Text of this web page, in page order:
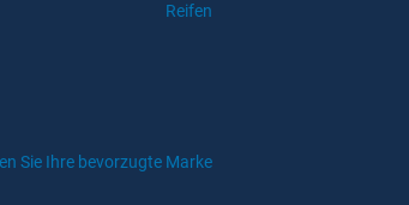
Reifen
Sie Ihre bevorzugte Marke